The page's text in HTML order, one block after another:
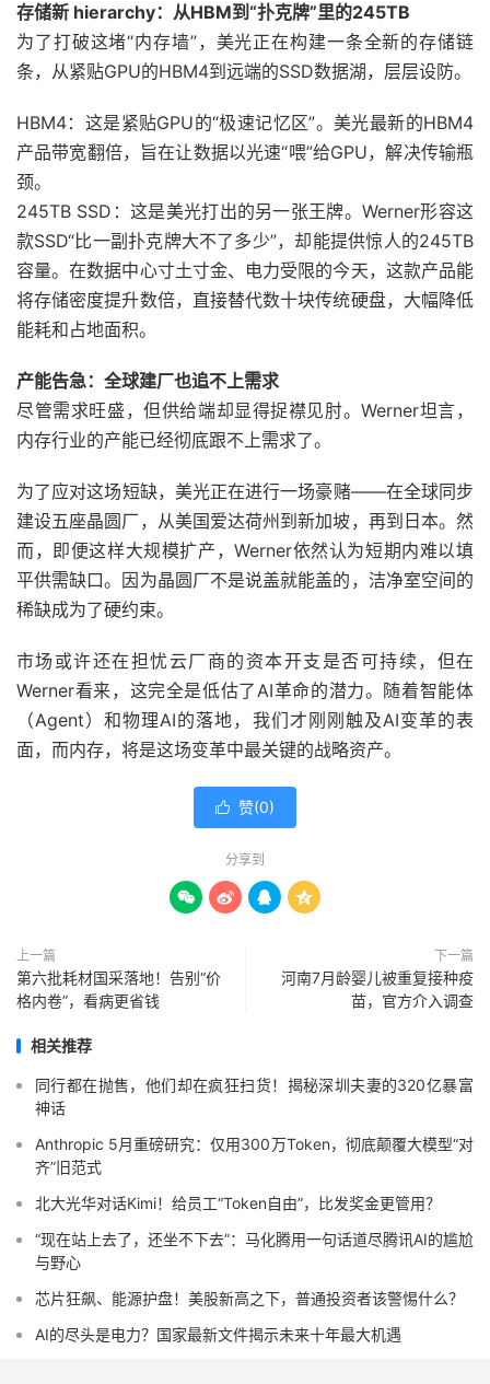
存储新 hierarchy：从HBM到“扑克牌”里的245TB
为了打破这堵“内存墙”，美光正在构建一条全新的存储链
条，从紧贴GPU的HBM4到远端的SSD数据湖，层层设防。
HBM4：这是紧贴GPU的“极速记忆区”。美光最新的HBM4
产品带宽翻倍，旨在让数据以光速“喂”给GPU，解决传输瓶
颈。
245TB SSD：这是美光打出的另一张王牌。Werner形容这
款SSD“比一副扑克牌大不了多少”，却能提供惊人的245TB
容量。在数据中心寸土寸金、电力受限的今天，这款产品能
将存储密度提升数倍，直接替代数十块传统硬盘，大幅降低
能耗和占地面积。
产能告急：全球建厂也追不上需求
尽管需求旺盛，但供给端却显得捉襟见肘。Werner坦言，
内存行业的产能已经彻底跟不上需求了。
为了应对这场短缺，美光正在进行一场豪赌——在全球同步
建设五座晶圆厂，从美国爱达荷州到新加坡，再到日本。然
而，即便这样大规模扩产，Werner依然认为短期内难以填
平供需缺口。因为晶圆厂不是说盖就能盖的，洁净室空间的
稀缺成为了硬约束。
市场或许还在担忧云厂商的资本开支是否可持续，但在
Werner看来，这完全是低估了AI革命的潜力。随着智能体
（Agent）和物理AI的落地，我们才刚刚触及AI变革的表
面，而内存，将是这场变革中最关键的战略资产。
 赞(0)
分享到
   
上一篇
第六批耗材国采落地！告别“价
格内卷”，看病更省钱
下一篇
河南7月龄婴儿被重复接种疫
苗，官方介入调查
相关推荐
同行都在抛售，他们却在疯狂扫货！揭秘深圳夫妻的320亿暴富
神话
Anthropic 5月重磅研究：仅用300万Token，彻底颠覆大模型“对
齐”旧范式
北大光华对话Kimi！给员工“Token自由”，比发奖金更管用？
“现在站上去了，还坐不下去”：马化腾用一句话道尽腾讯AI的尴尬
与野心
芯片狂飙、能源护盘！美股新高之下，普通投资者该警惕什么？
AI的尽头是电力？国家最新文件揭示未来十年最大机遇